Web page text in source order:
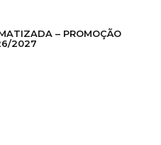
– PROMOÇÃO
2027